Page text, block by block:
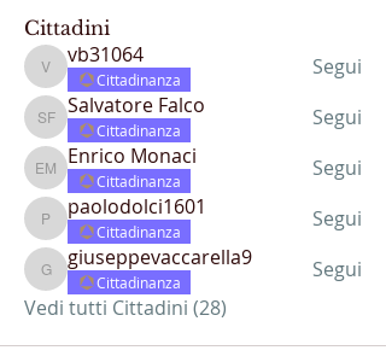
Cittadini
vb31064
vb31064
Cittadinanza Segui
Salvatore Falco
Salvatore Falco
Cittadinanza Segui
Enrico Monaci
Enrico Monaci
Cittadinanza Segui
paolodolci1601
paolodolci1601
Cittadinanza Segui
giuseppevaccarella9
giuseppevaccarella9
Cittadinanza
Segui
Vedi tutti Cittadini (28)